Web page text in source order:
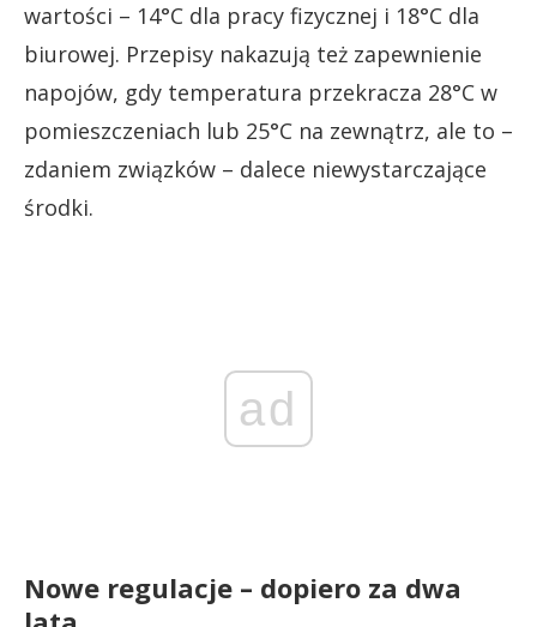
wartości – 14°C dla pracy fizycznej i 18°C dla
biurowej. Przepisy nakazują też zapewnienie
napojów, gdy temperatura przekracza 28°C w
pomieszczeniach lub 25°C na zewnątrz, ale to –
zdaniem związków – dalece niewystarczające
środki.
ad
Nowe regulacje – dopiero za dwa